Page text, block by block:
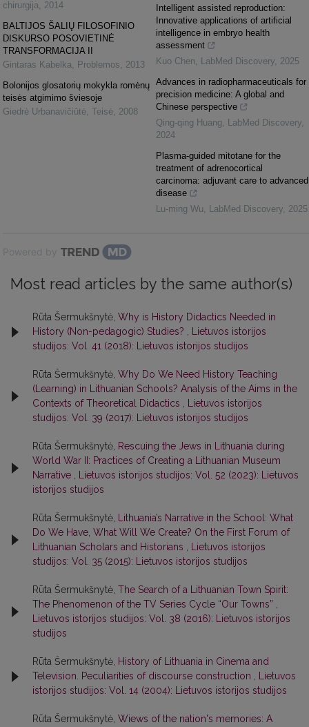
chirurgija, 2014
BALTIJOS ŠALIŲ FILOSOFINIO
DISKURSO POSOVIETINĖ
TRANSFORMACIJA II
Gintaras Kabelka, Problemos, 2013
Bolonijos glosatorių mokykla romėnų
teisės atgimimo šviesoje
Giedrė Urbanavičiūtė, Teisė, 2008
Intelligent assisted reproduction:
Innovative applications of artificial
intelligence in embryo health
assessment
Kuo Chen, LabMed Discovery, 2025
Advances in radiopharmaceuticals for
precision medicine: A global and
Chinese perspective
Qing-qing Huang, LabMed Discovery,
2024
Plasma-guided mitotane for the
treatment of adrenocortical
carcinoma: adjuvant care to advanced
disease
Lu-ming Wu, LabMed Discovery, 2025
Powered by
Most read articles by the same author(s)
Rūta Šermukšnytė, Why is History Didactics Needed in
History (Non-pedagogic) Studies?
Lietuvos istorijos
studijos: Vol. 41 (2018): Lietuvos istorijos studijos
Rūta Šermukšnytė, Why Do We Need History Teaching
(Learning) in Lithuanian Schools? Analysis of the Aims in the
Contexts of Theoretical Didactics
Lietuvos istorijos
studijos: Vol. 39 (2017): Lietuvos istorijos studijos
Rūta Šermukšnytė, Rescuing the Jews in Lithuania during
World War II: Practices of Creating a Lithuanian Museum
Narrative
Lietuvos istorijos studijos: Vol. 52 (2023): Lietuvos
istorijos studijos
Rūta Šermukšnytė,
Lithuania’s Narrative in the School: What
Do We Have, What Will We Create? On the First Forum of
Lithuanian Scholars and Historians
Lietuvos istorijos
studijos: Vol. 35 (2015): Lietuvos istorijos studijos
Rūta Šermukšnytė, The Search of a Lithuanian Town Spirit:
The Phenomenon of the TV Series Cycle “Our Towns”
Lietuvos istorijos studijos: Vol. 38 (2016): Lietuvos istorijos
studijos
Rūta Šermukšnytė, History of Lithuania in Cinema and
Television. Peculiarities of discourse construction
Lietuvos
istorijos studijos: Vol. 14 (2004): Lietuvos istorijos studijos
Rūta Šermukšnytė, Wiews of the nation's memories: A